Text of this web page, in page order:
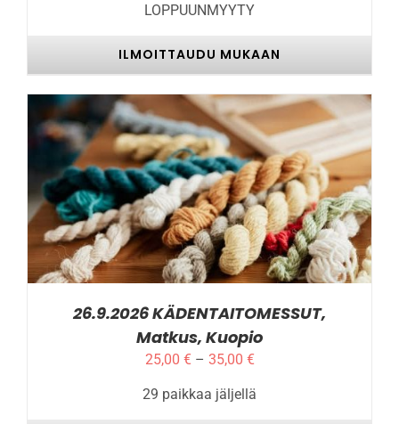
LOPPUUNMYYTY
ILMOITTAUDU MUKAAN
ILMOITTAUDU MUKAAN TÄLLÄ
TUOTTEELLA
ON
USEAMPI
MUUNNELMA.
VOIT
VALINNAT
SIVULLA.
/ LISÄTIEDOT
26.9.2026 KÄDENTAITOMESSUT,
Matkus, Kuopio
25,00 € – 35,00 €Hintaluokka:
-
29 paikkaa jäljellä